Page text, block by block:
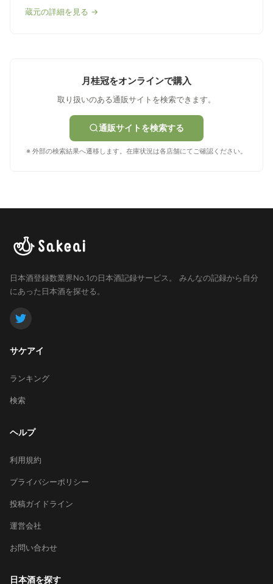
蔵元の詳細を見る →
月桂冠をオンラインで購入
取り扱いのある通販サイトを検索できます。
通販サイトを検索する
※ 外部の検索結果へ遷移します。在庫状況は各店舗にてご確認ください。
日本酒登録数業界No.1の日本酒記録サービス。
みんなの記録から自分
にあった日本酒を探せる。
サケアイ
ランキング
検索
ヘルプ
利用規約
プライバシーポリシー
投稿ガイドライン
運営会社
お問い合わせ
日本酒を探す